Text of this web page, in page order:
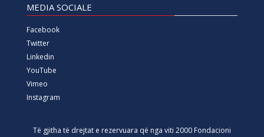
MEDIA SOCIALE
Facebook
Twitter
Linkedin
YouTube
Vimeo
Instagram
Të gjitha të drejtat e rezervuara që nga viti 2000 Fondacioni